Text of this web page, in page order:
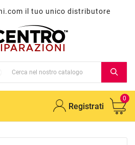
il tuo unico distributore
Registrati
0